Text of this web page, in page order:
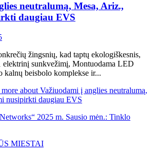
neutralumą, Mesa, Ariz.,
daugiau EVS
žingsnių, kad taptų ekologiškesnis,
elektrinį sunkvežimį, Montuodama LED
kalnų beisbolo komplekse ir...
more about Važiuodami į anglies neutralumą,
nusipirkti daugiau EVS
MIESTAI